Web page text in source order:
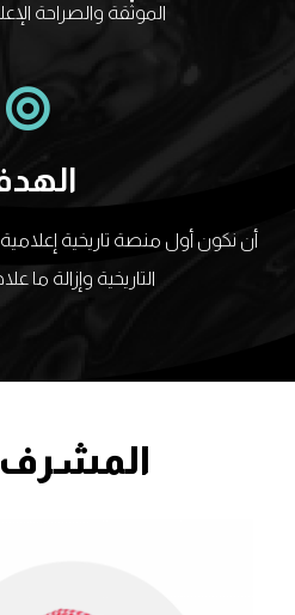
الموثًّقة والصراحة
أن نكون أول منصة تاريخية
التاريخية وإزالة ما
المشرف